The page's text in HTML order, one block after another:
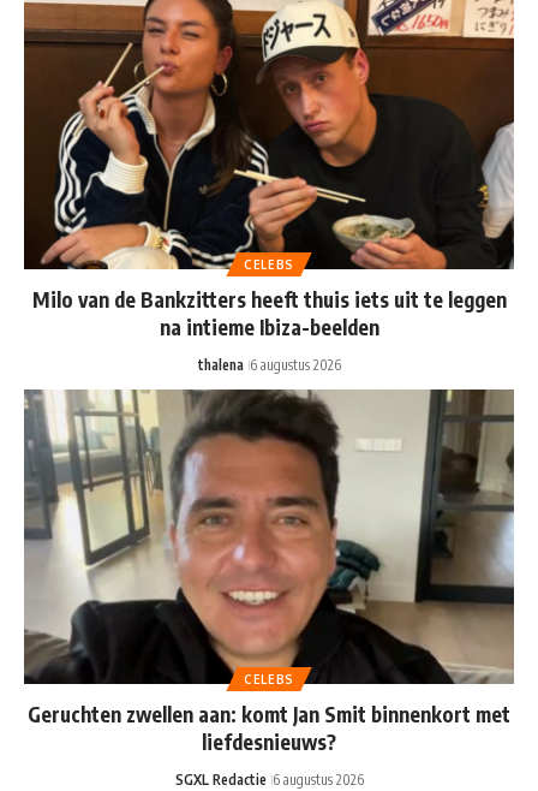
CELEBS
Milo van de Bankzitters heeft thuis iets uit te leggen
na intieme Ibiza-beelden
thalena 6 augustus 2026
CELEBS
Geruchten zwellen aan: komt Jan Smit binnenkort met
liefdesnieuws?
SGXL Redactie 6 augustus 2026